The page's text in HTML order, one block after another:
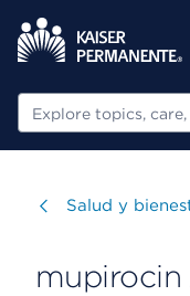
Buscar
Visitar
Salud y
mupirocin